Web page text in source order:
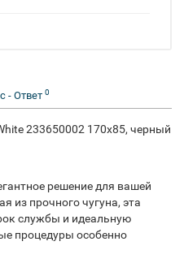
- Ответ 0
233650002 170x85, черный
решение для вашей
из прочного чугуна, эта
службы и идеальную
процедуры особенно